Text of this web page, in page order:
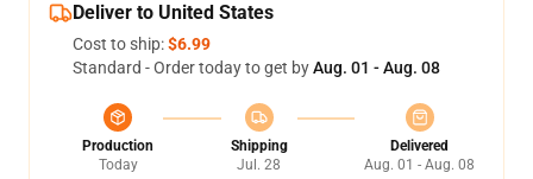
Deliver to United States
Cost to ship:$6.99
Standard - Order today to get byAug. 01 - Aug. 08
Production
Today
Shipping
Jul. 28
Delivered
Aug. 01 - Aug. 08